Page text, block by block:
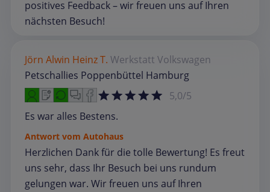
positives Feedback – wir freuen uns auf Ihren
nächsten Besuch!
Jörn Alwin Heinz T. Werkstatt Volkswagen
Petschallies Poppenbüttel Hamburg
5,0/5
Es war alles Bestens.
Antwort vom Autohaus
Herzlichen Dank für die tolle Bewertung! Es freut
uns sehr, dass Ihr Besuch bei uns rundum
gelungen war. Wir freuen uns auf Ihren